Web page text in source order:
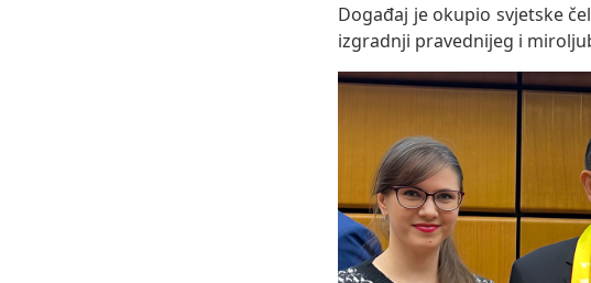
Događaj je okupio svjetske
izgradnji pravednijeg i